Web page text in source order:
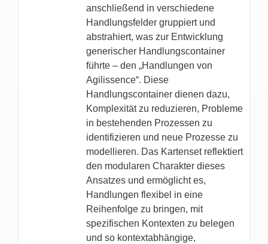
anschließend in verschiedene
Handlungsfelder gruppiert und
abstrahiert, was zur Entwicklung
generischer Handlungscontainer
führte – den „Handlungen von
Agilissence“. Diese
Handlungscontainer dienen dazu,
Komplexität zu reduzieren, Probleme
in bestehenden Prozessen zu
identifizieren und neue Prozesse zu
modellieren. Das Kartenset reflektiert
den modularen Charakter dieses
Ansatzes und ermöglicht es,
Handlungen flexibel in eine
Reihenfolge zu bringen, mit
spezifischen Kontexten zu belegen
und so kontextabhängige,